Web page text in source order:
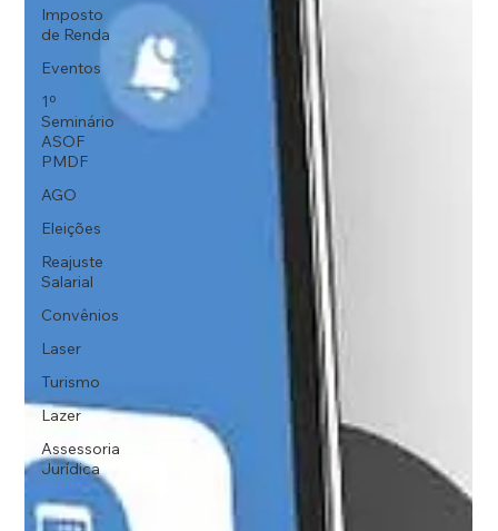
Imposto
de Renda
Eventos
1º
Seminário
ASOF
PMDF
AGO
Eleições
Reajuste
Salarial
Convênios
Laser
Turismo
Lazer
Assessoria
Jurídica